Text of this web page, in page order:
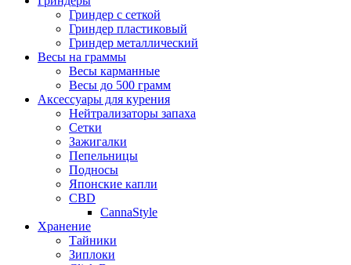
Гриндер с сеткой
Гриндер пластиковый
Гриндер металлический
Весы на граммы
Весы карманные
Весы до 500 грамм
Аксессуары для курения
Нейтрализаторы запаха
Сетки
Зажигалки
Пепельницы
Подносы
Японские капли
CBD
CannaStyle
Хранение
Тайники
Зиплоки